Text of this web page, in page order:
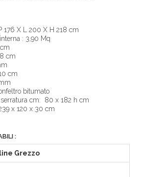
176 X L 200 X H 218 cm
: 3,90 Mq
cm
cm
bitumato
serratura cm: 80 x 182 h cm
x 120 x 30 cm
:
Grezzo